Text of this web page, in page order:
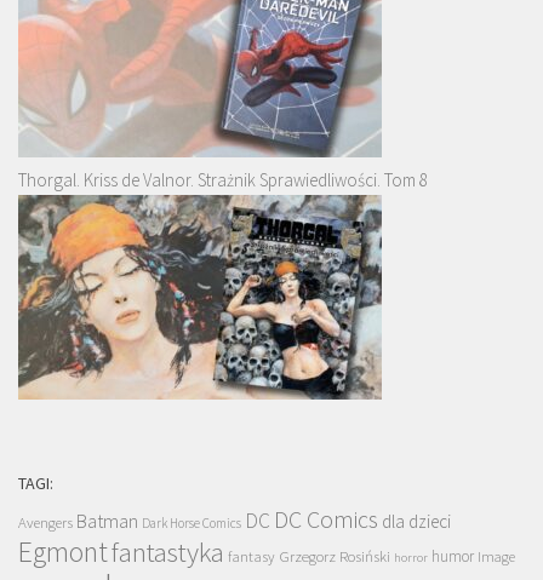
Thorgal. Kriss de Valnor. Strażnik Sprawiedliwości. Tom 8
TAGI:
Avengers Batman Dark Horse Comics DC DC Comics dla dzieci
Egmontfantastyka fantasy Grzegorz Rosiński horror humor Image